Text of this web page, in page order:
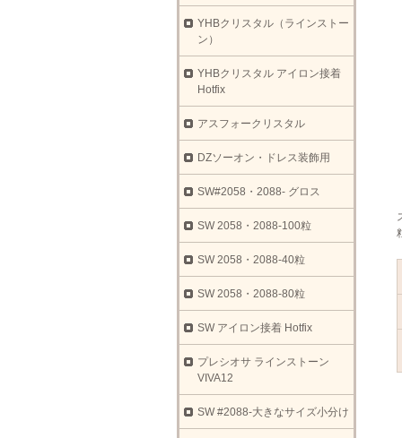
YHBクリスタル（ラインストー
ン）
YHBクリスタル アイロン接着
Hotfix
アスフォークリスタル
DZソーオン・ドレス装飾用
SW#2058・2088- グロス
SW 2058・2088-100粒
SW 2058・2088-40粒
SW 2058・2088-80粒
SW アイロン接着 Hotfix
プレシオサ ラインストーン
VIVA12
SW #2088-大きなサイズ小分け